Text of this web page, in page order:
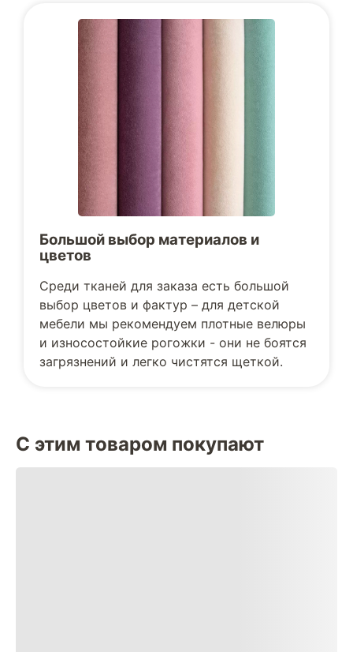
Большой выбор материалов и
цветов
Среди тканей для заказа есть большой
выбор цветов и фактур – для детской
мебели мы рекомендуем плотные велюры
и износостойкие рогожки - они не боятся
загрязнений и легко чистятся щеткой.
С этим товаром покупают